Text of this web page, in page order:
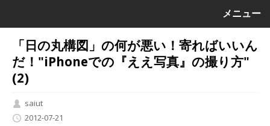
メニュー
「日の丸構図」の何が悪い！寄ればいいん
だ！"iPhoneでの『ええ写真』の撮り方"
(2)
saiut
2012-07-21